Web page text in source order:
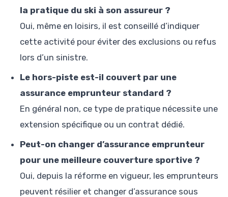
la pratique du ski à son assureur ?
Oui, même en loisirs, il est conseillé d’indiquer
cette activité pour éviter des exclusions ou refus
lors d’un sinistre.
Le hors-piste est-il couvert par une
assurance emprunteur standard ?
En général non, ce type de pratique nécessite une
extension spécifique ou un contrat dédié.
Peut-on changer d’assurance emprunteur
pour une meilleure couverture sportive ?
Oui, depuis la réforme en vigueur, les emprunteurs
peuvent résilier et changer d’assurance sous